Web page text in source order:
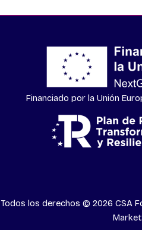
Financiado por la Unión
Todos los derechos © 2026 CSA